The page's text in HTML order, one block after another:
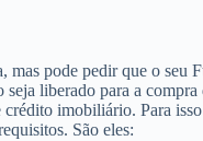
mas pode pedir que o seu
seja liberado para a
imobiliário. Para
São eles: